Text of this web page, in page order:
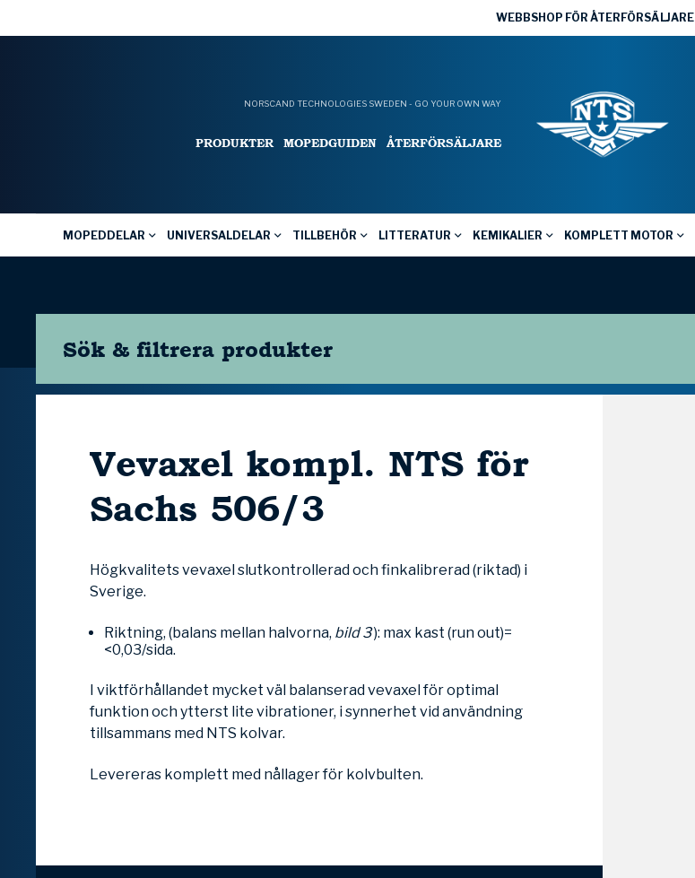
WEBBSHOP FÖR ÅTERFÖRSÄLJARE
NORSCAND TECHNOLOGIES SWEDEN - GO YOUR OWN WAY
PRODUKTER MOPEDGUIDEN ÅTERFÖRSÄLJARE
MOPEDDELAR UNIVERSALDELAR TILLBEHÖR LITTERATUR KEMIKALIER KOMPLETT MOTOR
Sök & filtrera produkter
Vevaxel kompl. NTS för
Sachs 506/3
Högkvalitets vevaxel slutkontrollerad och finkalibrerad (riktad) i
Sverige.
Riktning, (balans mellan halvorna, bild 3): max kast (run out)=
<0,03/sida.
I viktförhållandet mycket väl balanserad vevaxel för optimal
funktion och ytterst lite vibrationer, i synnerhet vid användning
tillsammans med NTS kolvar.
Levereras komplett med nållager för kolvbulten.